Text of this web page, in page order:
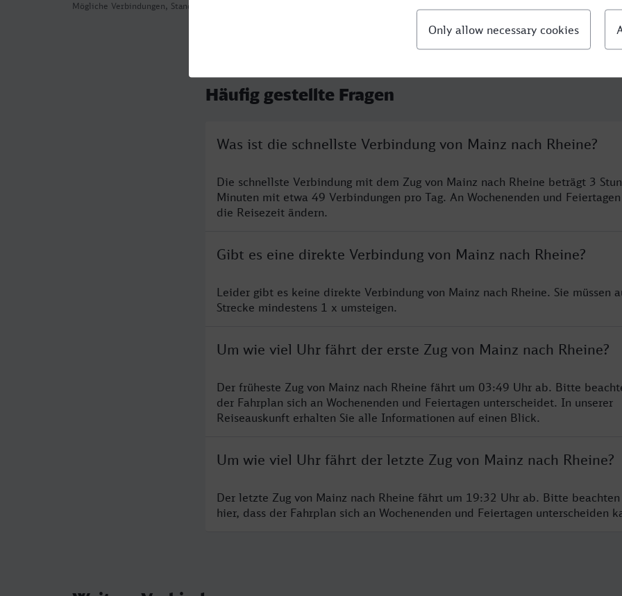
Mögliche Verbindungen, Stand: 2026-07-30 03:34
Häufig gestellte Fragen
Was ist die schnellste Verbindung von Mainz nach Rheine?
Die schnellste Verbindung mit dem Zug von Mainz nach Rheine beträgt 3
Minuten mit etwa 49 Verbindungen pro Tag. An Wochenenden und
die Reisezeit ändern.
Gibt es eine direkte Verbindung von Mainz nach Rheine?
Leider gibt es keine direkte Verbindung von Mainz nach Rheine. Sie müssen
Strecke mindestens 1 x umsteigen.
Um wie viel Uhr fährt der erste Zug von Mainz nach Rheine?
Der früheste Zug von Mainz nach Rheine fährt um 03:49 Uhr ab. Bitte
der Fahrplan sich an Wochenenden und Feiertagen unterscheidet. In unserer
Reiseauskunft erhalten Sie alle Informationen auf einen Blick.
Um wie viel Uhr fährt der letzte Zug von Mainz nach Rheine?
Der letzte Zug von Mainz nach Rheine fährt um 19:32 Uhr ab. Bitte beachten
hier, dass der Fahrplan sich an Wochenenden und Feiertagen unterscheiden